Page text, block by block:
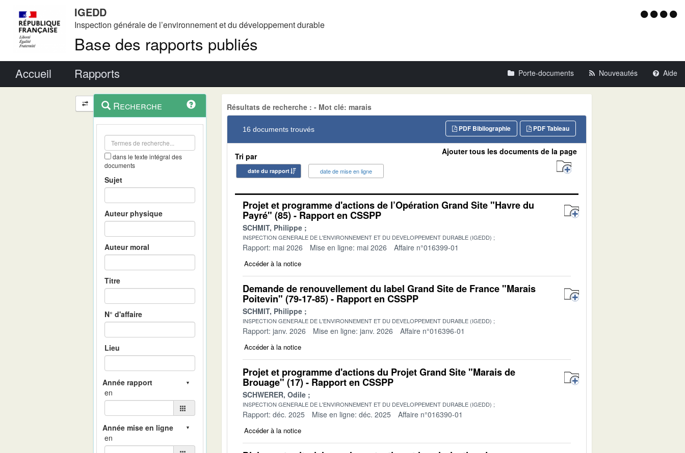
IGEDD
Inspection générale de l’environnement et du développement durable
Base des rapports publiés
Menu
Accueil Rapports Porte-documents Nouveautés Aide
Navigation
et
outils
contextuel
Recherche
dans le texte intégral des
documents
Sujet
Auteur physique
Auteur moral
Titre
N° d'affaire
Lieu
en
en
Résultats de recherche : - Mot clé: marais
16 documents trouvés PDF Tableau
PDF Bibliographie
Tri par
date du rapport date de mise en ligne
Ajouter tous les documents de la page
Projet et programme d'actions de l’Opération Grand Site "Havre du
Payré" (85) - Rapport en CSSPP
SCHMIT, Philippe
INSPECTION GENERALE DE L'ENVIRONNEMENT ET DU DEVELOPPEMENT DURABLE (IGEDD)
Rapport: mai 2026 Mise en ligne: mai 2026 Affaire n°016399-01
Accéder à la notice
Demande de renouvellement du label Grand Site de France "Marais
Poitevin" (79-17-85) - Rapport en CSSPP
SCHMIT, Philippe
INSPECTION GENERALE DE L'ENVIRONNEMENT ET DU DEVELOPPEMENT DURABLE (IGEDD)
Rapport: janv. 2026 Mise en ligne: janv. 2026 Affaire n°016396-01
Accéder à la notice
Projet et programme d'actions du Projet Grand Site "Marais de
Brouage" (17) - Rapport en CSSPP
SCHWERER, Odile
INSPECTION GENERALE DE L'ENVIRONNEMENT ET DU DEVELOPPEMENT DURABLE (IGEDD)
Rapport: déc. 2025 Mise en ligne: déc. 2025 Affaire n°016390-01
Accéder à la notice